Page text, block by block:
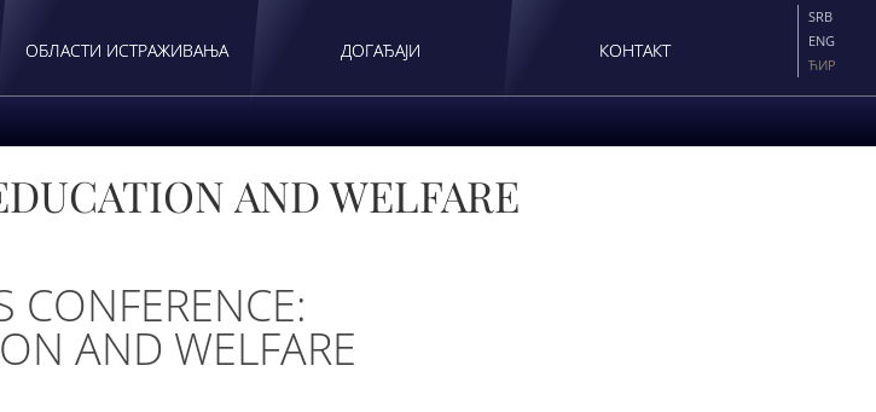
ОБЛАСТИ ИСТРАЖИВАЊА ДОГАЂАЈИ КОНТАКТ
SRB
ENG
ЋИР
AND WELFARE
CONFERENCE:
AND WELFARE